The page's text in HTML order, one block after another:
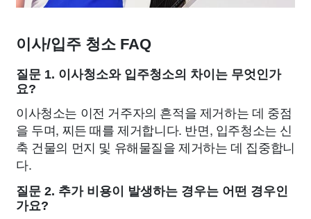
이사/입주 청소 FAQ
질문 1. 이사청소와 입주청소의 차이는 무엇인가
요?
이사청소는 이전 거주자의 흔적을 제거하는 데 중점
을 두며, 찌든 때를 제거합니다. 반면, 입주청소는 신
축 건물의 먼지 및 유해물질을 제거하는 데 집중합니
다.
질문 2. 추가 비용이 발생하는 경우는 어떤 경우인
가요?